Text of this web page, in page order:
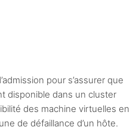
pour s’assurer que
disponible dans un cluster
des machine virtuelles en
de défaillance d’un hôte.